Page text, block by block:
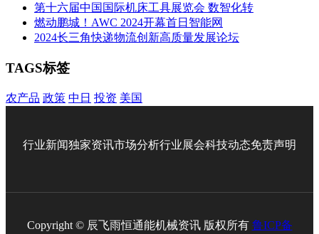
第十六届中国国际机床工具展览会 数智化转
燃动鹏城！AWC 2024开幕首日智能网
2024长三角快递物流创新高质量发展论坛
TAGS标签
农产品 政策 中日 投资 美国
行业新闻独家资讯市场分析行业展会科技动态免责声明
Copyright © 辰飞雨恒通能机械资讯 版权所有 鲁ICP备